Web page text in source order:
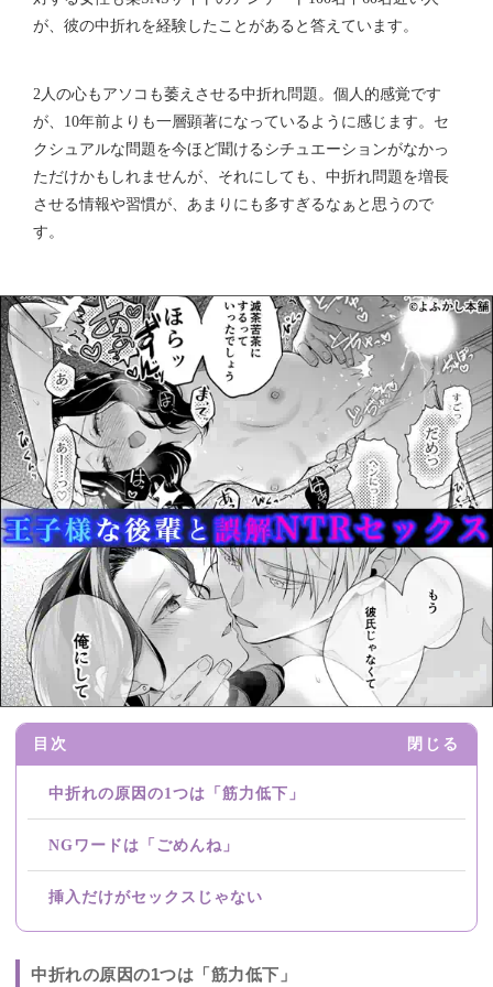
が、彼の中折れを経験したことがあると答えています。
2人の心もアソコも萎えさせる中折れ問題。個人的感覚です
が、10年前よりも一層顕著になっているように感じます。セ
クシュアルな問題を今ほど聞けるシチュエーションがなかっ
ただけかもしれませんが、それにしても、中折れ問題を増長
させる情報や習慣が、あまりにも多すぎるなぁと思うので
す。
目次 閉じる
中折れの原因の1つは「筋力低下」
NGワードは「ごめんね」
挿入だけがセックスじゃない
中折れの原因の1つは「筋力低下」